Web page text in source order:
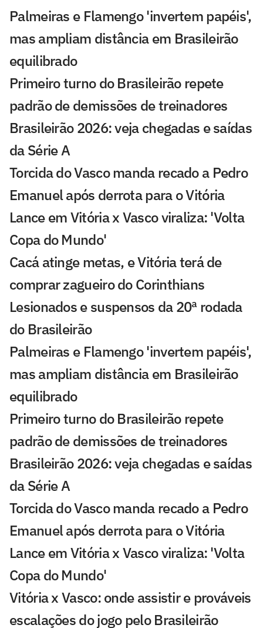
Palmeiras e Flamengo 'invertem papéis',
mas ampliam distância em Brasileirão
equilibrado
Primeiro turno do Brasileirão repete
padrão de demissões de treinadores
Brasileirão 2026: veja chegadas e saídas
da Série A
Torcida do Vasco manda recado a Pedro
Emanuel após derrota para o Vitória
Lance em Vitória x Vasco viraliza: 'Volta
Copa do Mundo'
Cacá atinge metas, e Vitória terá de
comprar zagueiro do Corinthians
Lesionados e suspensos da 20ª rodada
do Brasileirão
Palmeiras e Flamengo 'invertem papéis',
mas ampliam distância em Brasileirão
equilibrado
Primeiro turno do Brasileirão repete
padrão de demissões de treinadores
Brasileirão 2026: veja chegadas e saídas
da Série A
Torcida do Vasco manda recado a Pedro
Emanuel após derrota para o Vitória
Lance em Vitória x Vasco viraliza: 'Volta
Copa do Mundo'
Vitória x Vasco: onde assistir e prováveis
escalações do jogo pelo Brasileirão